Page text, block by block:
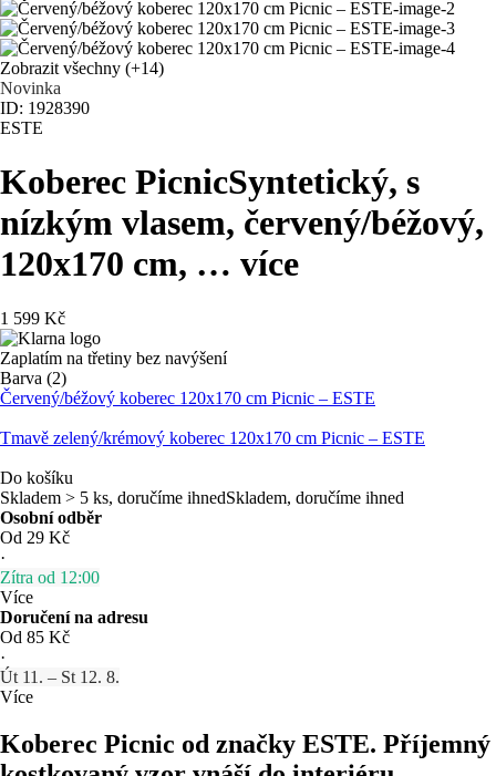
Zobrazit všechny (+14)
Novinka
ID: 1928390
ESTE
Koberec PicnicSyntetický, s
nízkým vlasem, červený/béžový,
120x170 cm, … více
1 599 Kč
Zaplatím na třetiny bez navýšení
Barva (2)
Červený/béžový koberec 120x170 cm Picnic – ESTE
Tmavě zelený/krémový koberec 120x170 cm Picnic – ESTE
Do košíku
Skladem > 5 ks, doručíme ihnedSkladem, doručíme ihned
Osobní odběr
Od 29 Kč
·
Zítra od 12:00
Více
Doručení na adresu
Od 85 Kč
·
Út 11. – St 12. 8.
Více
Koberec Picnic od značky ESTE. Příjemný